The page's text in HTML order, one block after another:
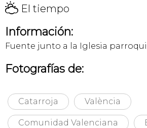
H El tiempo
Información:
Fuente junto a la Iglesia
Fotografías de:
Catarroja València
Comunidad Valenciana